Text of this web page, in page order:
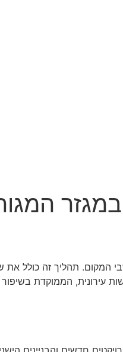
תהליך זה כולל את
עירונית, הממוקדת